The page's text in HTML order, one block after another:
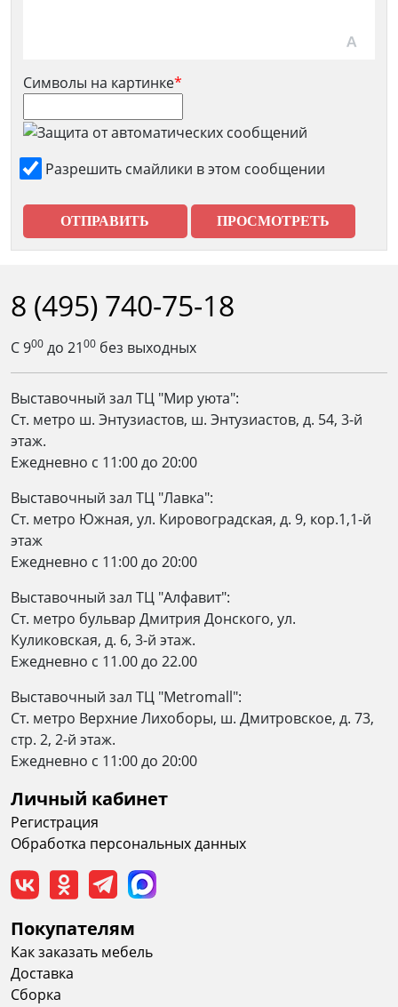
Символы на картинке*
Разрешить смайлики в этом сообщении
Покупателям
Как заказать мебель
Доставка
Сборка
Личный кабинет
Регистрация
Обработка персональных данных
8 (495) 740-75-18
С 900 до 2100 без выходных
Выставочный зал ТЦ "Мир уюта":
Ст. метро ш. Энтузиастов, ш. Энтузиастов, д. 54, 3-й
этаж.
Ежедневно c 11:00 до 20:00
Выставочный зал ТЦ "Лавка":
Ст. метро Южная, ул. Кировоградская, д. 9, кор.1,1-й
этаж
Ежедневно c 11:00 до 20:00
Выставочный зал ТЦ "Алфавит":
Ст. метро бульвар Дмитрия Донского, ул.
Куликовская, д. 6, 3-й этаж.
Ежедневно с 11.00 до 22.00
Выставочный зал ТЦ "Metromall":
Ст. метро Верхние Лихоборы, ш. Дмитровское, д. 73,
стр. 2, 2-й этаж.
Eжедневно c 11:00 до 20:00